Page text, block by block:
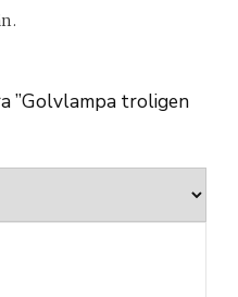
”Golvlampa troligen